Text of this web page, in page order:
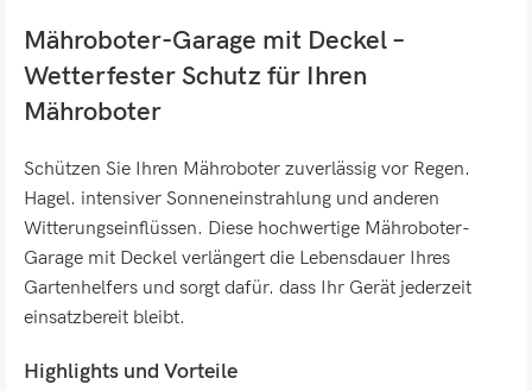
Mähroboter-Garage mit Deckel –
Wetterfester Schutz für Ihren
Mähroboter
Schützen Sie Ihren Mähroboter zuverlässig vor Regen.
Hagel. intensiver Sonneneinstrahlung und anderen
Witterungseinflüssen. Diese hochwertige Mähroboter-
Garage mit Deckel verlängert die Lebensdauer Ihres
Gartenhelfers und sorgt dafür. dass Ihr Gerät jederzeit
einsatzbereit bleibt.
Highlights und Vorteile